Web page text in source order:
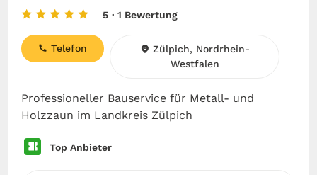
5 · 1 Bewertung
Professioneller Bauservice für Metall- und
Holzzaun im Landkreis Zülpich
Telefon
Zülpich, Nordrhein-
Westfalen
Top Anbieter